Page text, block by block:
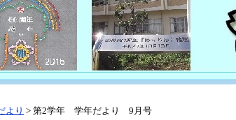
より > 第2学年 学年だより 9月号